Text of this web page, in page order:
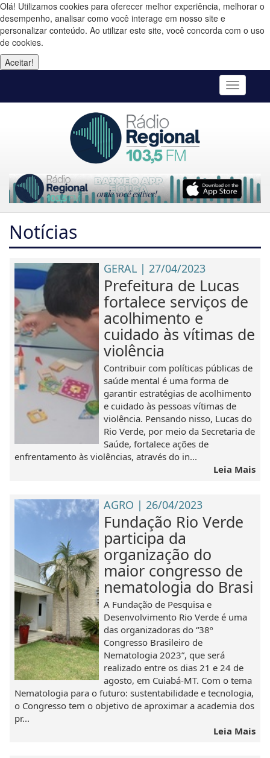
Olá! Utilizamos cookies para oferecer melhor experiência, melhorar o
desempenho, analisar como você interage em nosso site e
personalizar conteúdo. Ao utilizar este site, você concorda com o uso
de cookies.
Aceitar!
Toggle
Notícias
GERAL | 27/04/2023
Prefeitura de Lucas
fortalece serviços de
acolhimento e
cuidado às vítimas de
violência
Contribuir com políticas públicas de
saúde mental é uma forma de
garantir estratégias de acolhimento
e cuidado às pessoas vítimas de
violência. Pensando nisso, Lucas do
Rio Verde, por meio da Secretaria de
Saúde, fortalece ações de
enfrentamento às violências, através do in...
Leia Mais
AGRO | 26/04/2023
Fundação Rio Verde
participa da
organização do
maior congresso de
nematologia do Brasi
A Fundação de Pesquisa e
Desenvolvimento Rio Verde é uma
das organizadoras do “38º
Congresso Brasileiro de
Nematologia 2023”, que será
realizado entre os dias 21 e 24 de
agosto, em Cuiabá-MT. Com o tema
Nematologia para o futuro: sustentabilidade e tecnologia,
o Congresso tem o objetivo de aproximar a academia dos
pr...
Leia Mais